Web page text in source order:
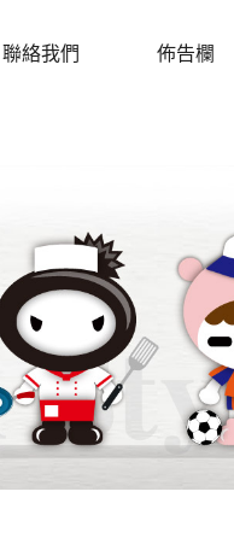
聯絡我們 佈告欄